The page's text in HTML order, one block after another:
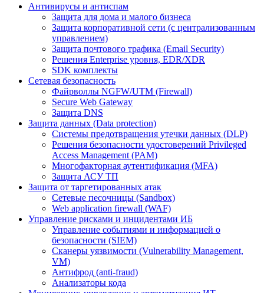
Антивирусы и антиспам
Защита для дома и малого бизнеса
Защита корпоративной сети (с централизованным
управлением)
Защита почтового трафика (Email Security)
Решения Enterprise уровня, EDR/XDR
SDK комплекты
Сетевая безопасность
Файрволлы NGFW/UTM (Firewall)
Secure Web Gateway
Защита DNS
Защита данных (Data protection)
Системы предотвращения утечки данных (DLP)
Решения безопасности удостоверений Privileged
Access Management (PAM)
Многофакторная аутентификация (MFA)
Защита АСУ ТП
Защита от таргетированных атак
Сетевые песочницы (Sandbox)
Web application firewall (WAF)
Управление рисками и инцидентами ИБ
Управление событиями и информацией о
безопасности (SIEM)
Сканеры уязвимости (Vulnerability Management,
VM)
Антифрод (anti-fraud)
Анализаторы кода